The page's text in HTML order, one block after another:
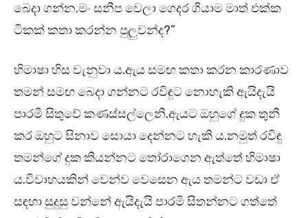
බෙදා ගන්න.මං සනීප වෙලා ගෙදර ගියාම මාත් එක්ක
ටිකක් කතා කරන්න පුලුවන්ද?”
හිමාෂා හිස වැනුවා ය.ඇය සමඟ කතා කරන කාරණාව
තමන් සමඟ බෙදා ගන්නට රවිඳුට නොහැකි ඇයිදැයි
පාරමී සිතුවේ කණස්සල්ලෙනි.ඇයට ඔහුගේ දුක තුනී
කර ඔහුට සිනාව සොයා දෙන්නට හැකි ය.නමුත් රවිඳු
තමන්ගේ දුක කියන්නට තෝරාගෙන ඇත්තේ හිමාෂා
ය.විවාහයකින් වෙන්ව වෙසෙන ඇය තමන්ට වඩා ඒ
සඳහා සුදුසු වන්නේ ඇයිදැයි පාරමී සිතන්නට ගත්තේ